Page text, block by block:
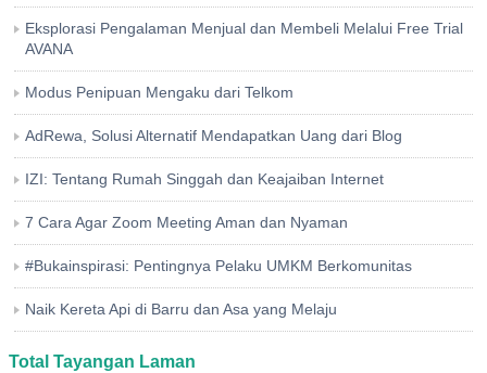
Eksplorasi Pengalaman Menjual dan Membeli Melalui Free Trial
AVANA
Modus Penipuan Mengaku dari Telkom
AdRewa, Solusi Alternatif Mendapatkan Uang dari Blog
IZI: Tentang Rumah Singgah dan Keajaiban Internet
7 Cara Agar Zoom Meeting Aman dan Nyaman
#Bukainspirasi: Pentingnya Pelaku UMKM Berkomunitas
Naik Kereta Api di Barru dan Asa yang Melaju
Total Tayangan Laman